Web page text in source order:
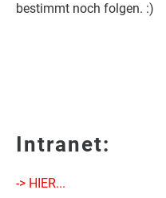
bestimmt noch folgen. :)
Intranet:
-> HIER...